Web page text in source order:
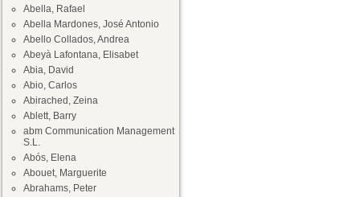
Abella, Rafael
Abella Mardones, José Antonio
Abello Collados, Andrea
Abeyà Lafontana, Elisabet
Abia, David
Abio, Carlos
Abirached, Zeina
Ablett, Barry
abm Communication Management
S.L.
Abós, Elena
Abouet, Marguerite
Abrahams, Peter